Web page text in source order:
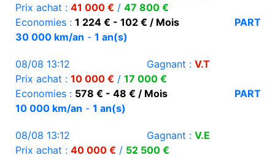
Prix achat : 41 000 € / 47 800 €
Economies : 1 224 € - 102 € / Mois
PART
30 000 km/an - 1 an(s)
08/08 13:12 Gagnant : V.T
Prix achat : 10 000 € / 17 000 €
Economies : 578 € - 48 € / Mois
PART
10 000 km/an - 1 an(s)
08/08 13:12 Gagnant : V.E
Prix achat : 40 000 € / 52 500 €